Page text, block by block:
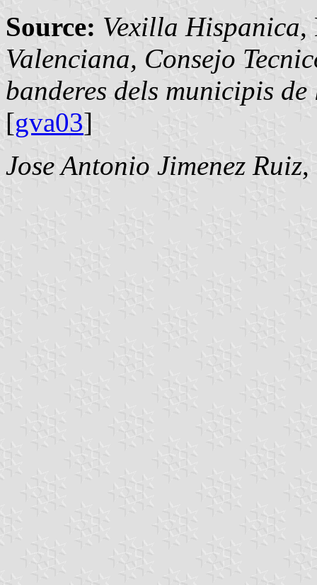
Source: Vexilla Hispanica,
Valenciana, Consejo
banderes dels municipis
[gva03]
Jose Antonio Jimenez Ruiz,